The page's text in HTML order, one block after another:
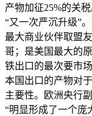
产物加征25%的关
“又一次严沉升级”
最大商业伙伴取盟
哥；是美国最大的
铁出口的最次要市
本国出口的产物对
主要性。欧洲央行
“明显形成了一个庞